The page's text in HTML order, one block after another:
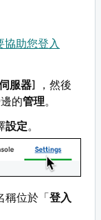
協助您登入
服器]
，然後
的管理
設定
稱位於「 登入